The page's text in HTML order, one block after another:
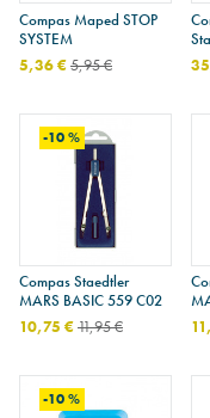
Compas Maped STOP
SYSTEM
5,36 €5,95 €
-10 %
Compas Staedtler
MARS BASIC 559 C02
10,75 €11,95 €
-10 %